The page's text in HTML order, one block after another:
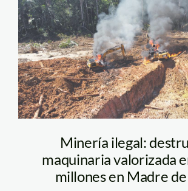
mineria ilegal –
barranco chico –
madre de dios –
Minería ilegal:
maquinaria valorizada
millones en Madre